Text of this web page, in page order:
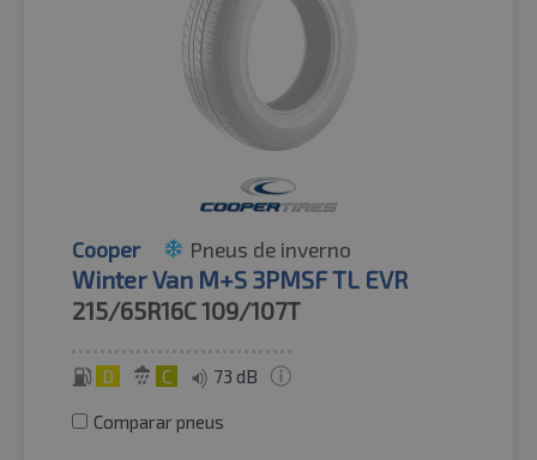
Cooper Pneus de inverno
Winter Van M+S 3PMSF TL EVR
215/65R16C109/107T
D C 73 dB
Comparar pneus